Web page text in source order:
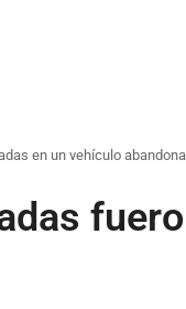
en un vehículo